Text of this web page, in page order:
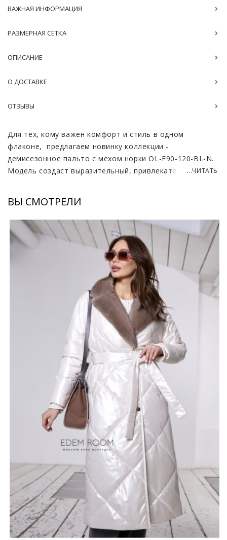
ВАЖНАЯ ИНФОРМАЦИЯ
РАЗМЕРНАЯ СЕТКА
ОПИСАНИЕ
О ДОСТАВКЕ
ОТЗЫВЫ
Для тех, кому важен комфорт и стиль в одном
флаконе, предлагаем новинку коллекции -
демисезонное пальто с мехом норки OL-F90-120-BL-N.
Модель создаст выразительный, привлекательный
ткани taffeta. На ощупь материал гладкий и мягкий, по
весу очень лёгкий. Благодаря этому в изделии будет
комфортно при длительных прогулках. Внутри
современный, популярный утеплитель isosoft, который
способен обеспечить уют в прохладную погоду.
Модель имеет карманы, а также застёжку на кнопках.
Пояс поможет сделать силуэт изящным, выделить
талию. Изюминка пальто - воротник из натурального
норкового меха. Он приятен на ощупь, имеет красивый
блеск. При желании или необходимости его можно с
лёгкостью отстегнуть.
*описание несет информационный характер, состав и
правила ухода могут быть изменены производителем
...ЧИТАТЬ
ВЫ СМОТРЕЛИ